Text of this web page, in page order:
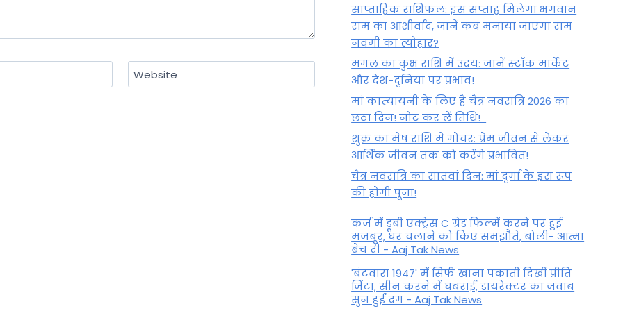
Website
साप्ताहिक राशिफल: इस सप्ताह मिलेगा भगवान
राम का आशीर्वाद, जानें कब मनाया जाएगा राम
नवमी का त्योहार?
मंगल का कुंभ राशि में उदय: जानें स्‍टॉक मार्केट
और देश-दुनिया पर प्रभाव!
मां कात्‍यायनी के लिए है चैत्र नवरात्रि 2026 का
छठा दिन! नोट कर लें तिथि!
शुक्र का मेष राशि में गोचर: प्रेम जीवन से लेकर
आर्थिक जीवन तक को करेंगे प्रभावित!
चैत्र नवरात्रि का सातवां दिन: मां दुर्गा के इस रूप
की होगी पूजा!
कर्ज में डूबी एक्ट्रेस C ग्रेड फिल्में करने पर हुई
मजबूर, घर चलाने को किए समझौते, बोली- आत्मा
बेच दी - Aaj Tak News
'बंटवारा 1947' में सिर्फ खाना पकाती दिखीं प्रीति
जिंटा, सीन करने में घबराईं, डायरेक्टर का जवाब
सुन हुईं दंग - Aaj Tak News